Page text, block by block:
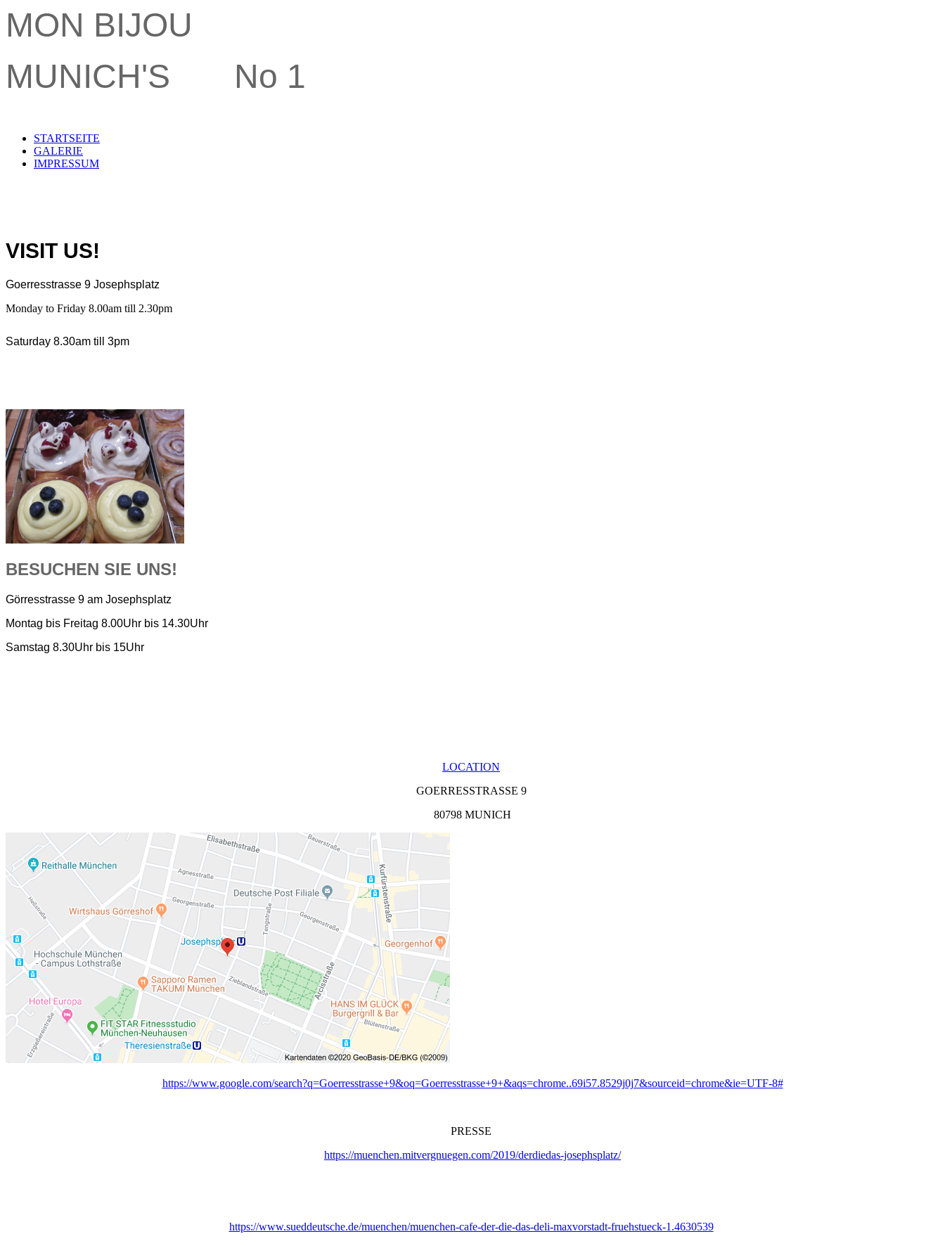
MON BIJOU
MUNICH'S No 1
STARTSEITE
GALERIE
IMPRESSUM
VISIT US!
Goerresstrasse 9 Josephsplatz
Monday to Friday 8.00am till 2.30pm
Saturday 8.30am till 3pm
BESUCHEN SIE UNS!
Görresstrasse 9 am Josephsplatz
Montag bis Freitag 8.00Uhr bis 14.30Uhr
Samstag 8.30Uhr bis 15Uhr
LOCATION
GOERRESSTRASSE 9
80798 MUNICH
https://www.google.com/search?q=Goerresstrasse+9&oq=Goerresstrasse+9+&aqs=chrome..69i57.8529j0j7&sourceid=chrome&ie=UTF-8#
PRESSE
https://muenchen.mitvergnuegen.com/2019/derdiedas-josephsplatz/
https://www.sueddeutsche.de/muenchen/muenchen-cafe-der-die-das-deli-maxvorstadt-fruehstueck-1.4630539